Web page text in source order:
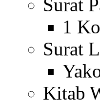
Surat
1
Surat
Kitab